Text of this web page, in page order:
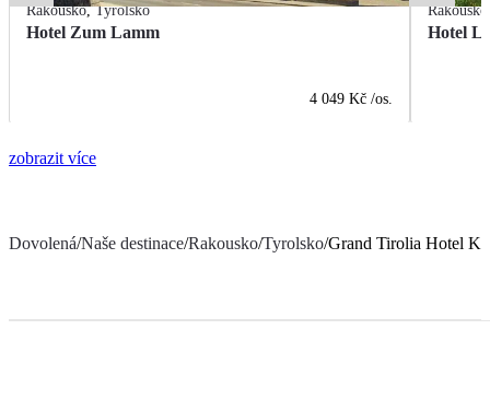
Rakousko,Tyrolsko
Hotel Zum Lamm
4 049 Kč /os.
Rakousko
Hotel
zobrazit více
Dovolená/Naše destinace/Rakousko/Tyrolsko/Grand Tirolia Hotel